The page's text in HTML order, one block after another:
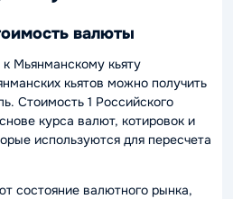
валюты
Мьянманскому кьяту
кьятов можно получить
Стоимость 1 Российского
курса валют, котировок и
используются для пересчета
состояние валютного рынка,